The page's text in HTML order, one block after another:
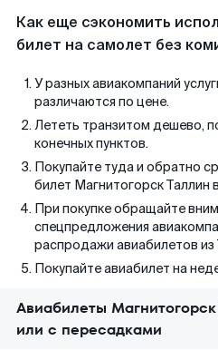
Как еще сэкономить
билет на самолет без
У разных авиакомпаний
различаются по цене.
Лететь транзитом дешево,
конечных пунктов.
Покупайте туда и обратно
билет Магнитогорск Таллин
При покупке обращайте
спецпредложения
распродажи авиабилетов из
Покупайте авиабилет на
Авиабилеты
или с пересадками